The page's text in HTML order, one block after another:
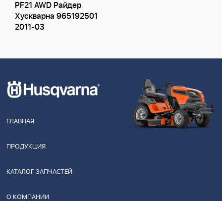
PF21 AWD Райдер
Хускварна 965192501
2011-03
ГЛАВНАЯ
ПРОДУКЦИЯ
КАТАЛОГ ЗАПЧАСТЕЙ
О КОМПАНИИ